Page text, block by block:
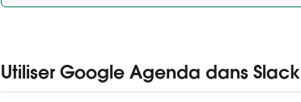
Utiliser Google Agenda dans Slack